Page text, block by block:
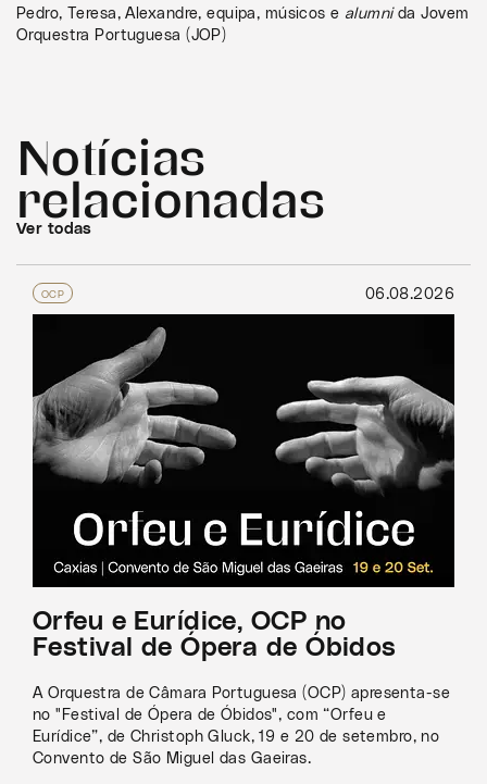
Pedro, Teresa, Alexandre, equipa, músicos e alumnida Jovem
Orquestra Portuguesa (JOP)
Notícias
relacionadas
Ver todas
OCP 06.08.2026
Orfeu e Eurídice, OCP no
Festival de Ópera de Óbidos
A Orquestra de Câmara Portuguesa (OCP) apresenta-se
no "Festival de Ópera de Óbidos", com “Orfeu e
Eurídice”, de Christoph Gluck, 19 e 20 de setembro, no
Convento de São Miguel das Gaeiras.